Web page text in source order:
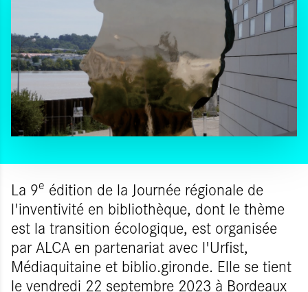
La 9e édition de la Journée régionale de
l'inventivité en bibliothèque, dont le thème
est la transition écologique, est organisée
par ALCA en partenariat avec l'Urfist,
Médiaquitaine et biblio.gironde. Elle se tient
le vendredi 22 septembre 2023 à Bordeaux